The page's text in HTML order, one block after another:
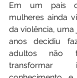
Em um país
mulheres ainda
da violência, uma
anos decidiu
adultos não
transformar